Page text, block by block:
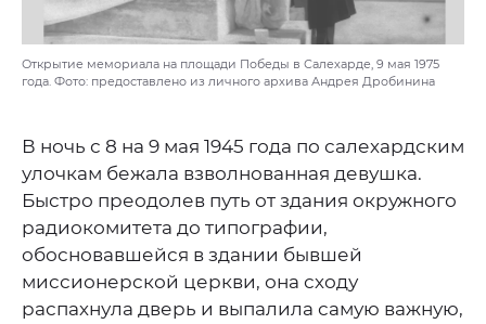
Открытие мемориала на площади Победы в Салехарде, 9 мая 1975
года. Фото: предоставлено из личного архива Андрея Дробинина
В ночь с 8 на 9 мая 1945 года по салехардским
улочкам бежала взволнованная девушка.
Быстро преодолев путь от здания окружного
радиокомитета до типографии,
обосновавшейся в здании бывшей
миссионерской церкви, она сходу
распахнула дверь и выпалила самую важную,